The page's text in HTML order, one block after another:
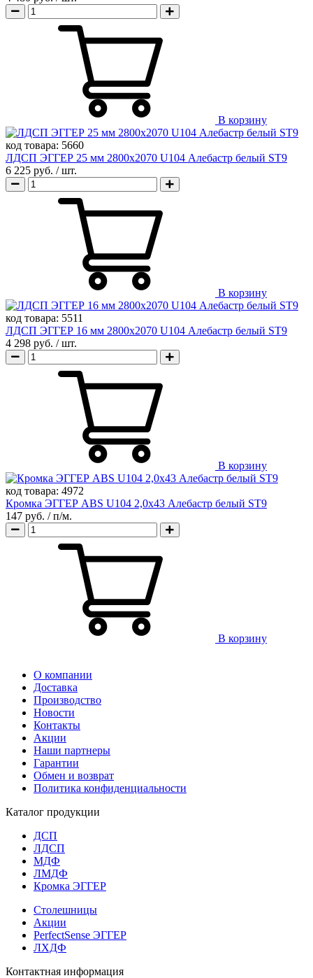
В корзину
код товара: 5660
ЛДСП ЭГГЕР 25 мм 2800х2070 U104 Алебастр белый ST9
6 225 руб. / шт.
В корзину
код товара: 5511
ЛДСП ЭГГЕР 16 мм 2800х2070 U104 Алебастр белый ST9
4 298 руб. / шт.
В корзину
код товара: 4972
Кромка ЭГГЕР ABS U104 2,0х43 Алебастр белый ST9
147 руб. / п/м.
В корзину
О компании
Доставка
Производство
Новости
Контакты
Акции
Наши партнеры
Гарантии
Обмен и возврат
Политика конфиденциальности
Каталог продукции
ДСП
ЛДСП
МДФ
ЛМДФ
Кромка ЭГГЕР
Столешницы
Акции
PerfectSense ЭГГЕР
ЛХДФ
Контактная информация